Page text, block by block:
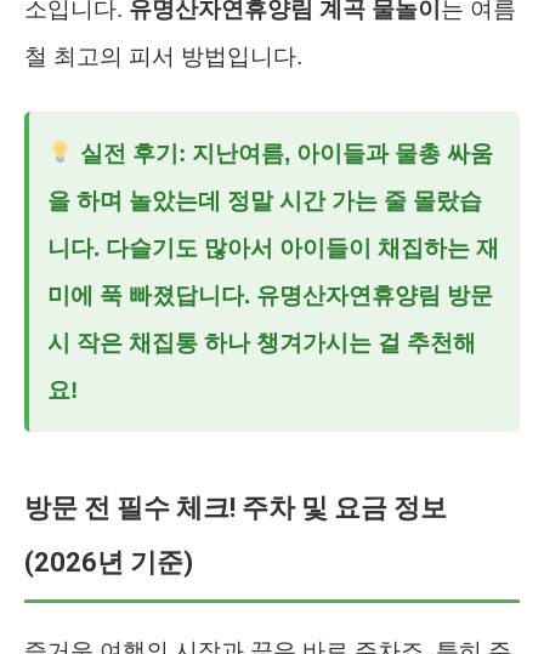
소입니다. 유명산자연휴양림 계곡 물놀이 는 여름
철 최고의 피서 방법입니다.
실전 후기: 지난여름, 아이들과 물총 싸움
을 하며 놀았는데 정말 시간 가는 줄 몰랐습
니다. 다슬기도 많아서 아이들이 채집하는 재
미에 푹 빠졌답니다. 유명산자연휴양림 방문
시 작은 채집통 하나 챙겨가시는 걸 추천해
요!
방문 전 필수 체크! 주차 및 요금 정보
(2026년 기준)